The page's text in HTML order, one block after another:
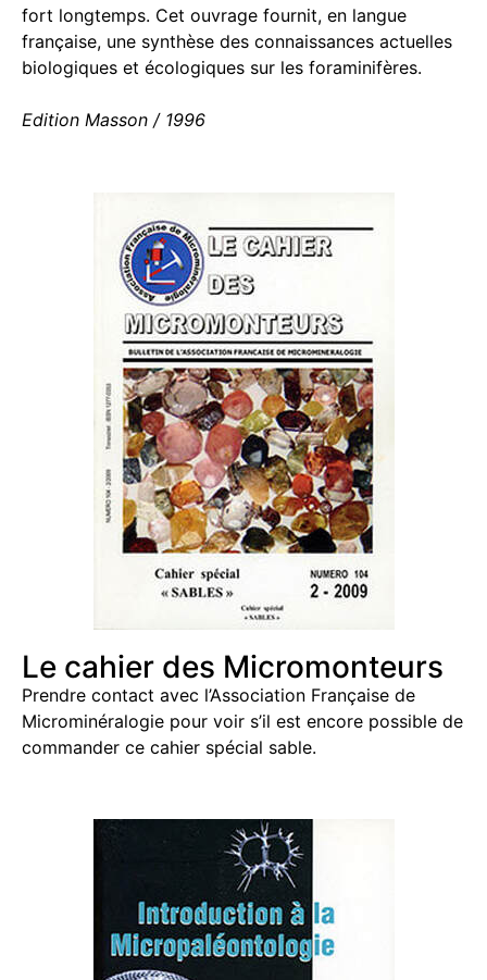
fort longtemps. Cet ouvrage fournit, en langue
française, une synthèse des connaissances actuelles
biologiques et écologiques sur les foraminifères.
Edition Masson / 1996
Le cahier des Micromonteurs
Prendre contact avec l’Association Française de
Microminéralogie pour voir s’il est encore possible de
commander ce cahier spécial sable.